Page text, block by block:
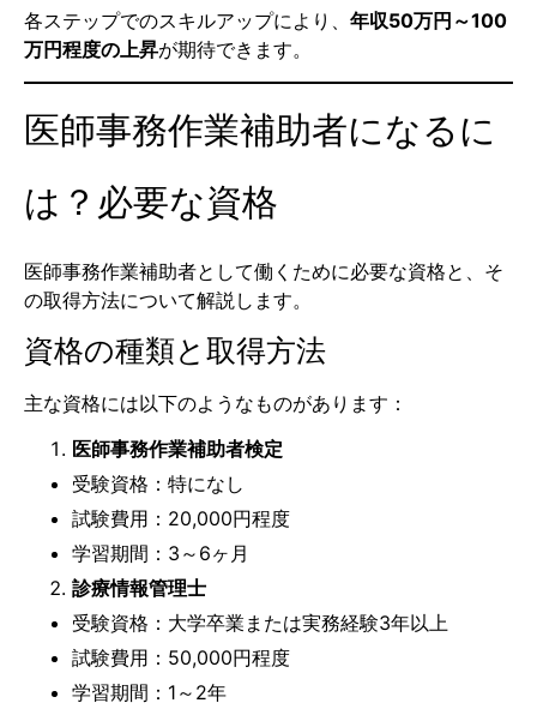
各ステップでのスキルアップにより、 年収50万円～100
万円程度の上昇が期待できます。
医師事務作業補助者になるに
は？必要な資格
医師事務作業補助者として働くために必要な資格と、そ
の取得方法について解説します。
資格の種類と取得方法
主な資格には以下のようなものがあります：
医師事務作業補助者検定
受験資格：特になし
試験費用：20,000円程度
学習期間：3～6ヶ月
診療情報管理士
受験資格：大学卒業または実務経験3年以上
試験費用：50,000円程度
学習期間：1～2年